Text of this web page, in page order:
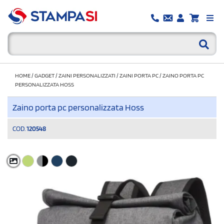
HOME/GADGET/ZAINI PERSONALIZZATI /ZAINI PORTA PC/ZAINO PORTA PC
PERSONALIZZATA HOSS
Zaino porta pc personalizzata Hoss
COD. 120548